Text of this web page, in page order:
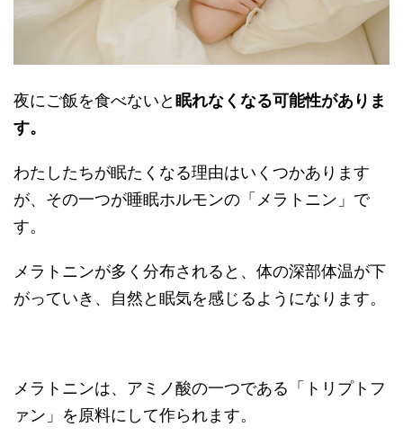
夜にご飯を食べないと眠れなくなる可能性がありま
す。
わたしたちが眠たくなる理由はいくつかあります
が、その一つが睡眠ホルモンの「メラトニン」で
す。
メラトニンが多く分布されると、体の深部体温が下
がっていき、自然と眠気を感じるようになります。
メラトニンは、アミノ酸の一つである「トリプトフ
ァン」を原料にして作られます。